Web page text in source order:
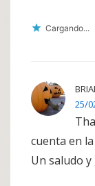
Cargando...
25/
cuenta en
Un saludo